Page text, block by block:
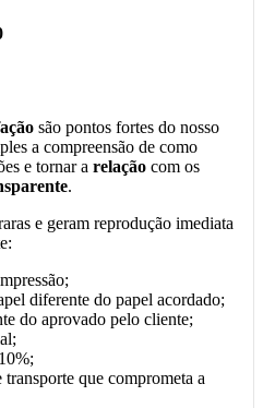
são pontos fortes do nosso
a compreensão de como
e tornar a relação com os
.
e geram reprodução imediata
diferente do papel acordado;
do aprovado pelo cliente;
que comprometa a